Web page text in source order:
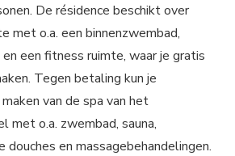
De résidence beschikt over
met o.a. een binnenzwembad,
en een fitness ruimte, waar je gratis
Tegen betaling kun je
van de spa van het
met o.a. zwembad, sauna,
douches en massagebehandelingen.